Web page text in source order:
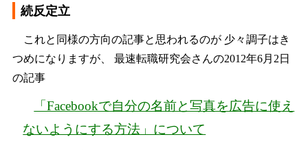
続反定立
これと同様の方向の記事と思われるのが 少々調子はき
つめになりますが、 最速転職研究会さんの2012年6月2日
の記事
「Facebookで自分の名前と写真を広告に使え
ないようにする方法」について